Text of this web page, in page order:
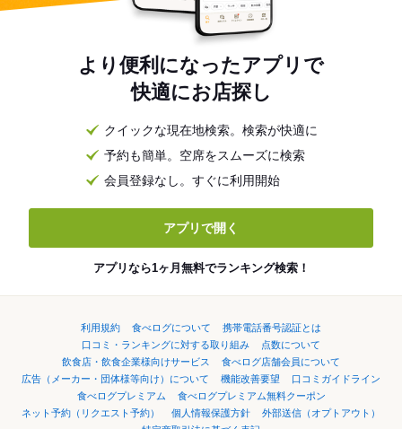
より便利になったアプリで
快適にお店探し
クイックな現在地検索。検索が快適に
予約も簡単。空席をスムーズに検索
会員登録なし。すぐに利用開始
アプリで開く
アプリなら1ヶ月無料でランキング検索！
利用規約 食べログについて
携帯電話番号認証とは
口コミ・ランキングに対する取り組み
点数について
飲食店・飲食企業様向けサービス
食べログ店舗会員について
広告（メーカー・団体様等向け）について
機能改善要望
口コミガイドライン
食べログプレミアム
食べログプレミアム無料クーポン
ネット予約（リクエスト予約）
個人情報保護方針
外部送信（オプトアウト）